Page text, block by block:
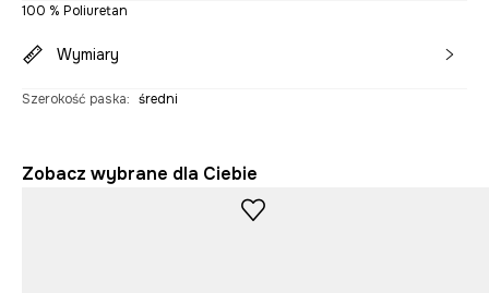
100 % Poliuretan
Wymiary
Szerokość paska: średni
Zobacz wybrane dla Ciebie